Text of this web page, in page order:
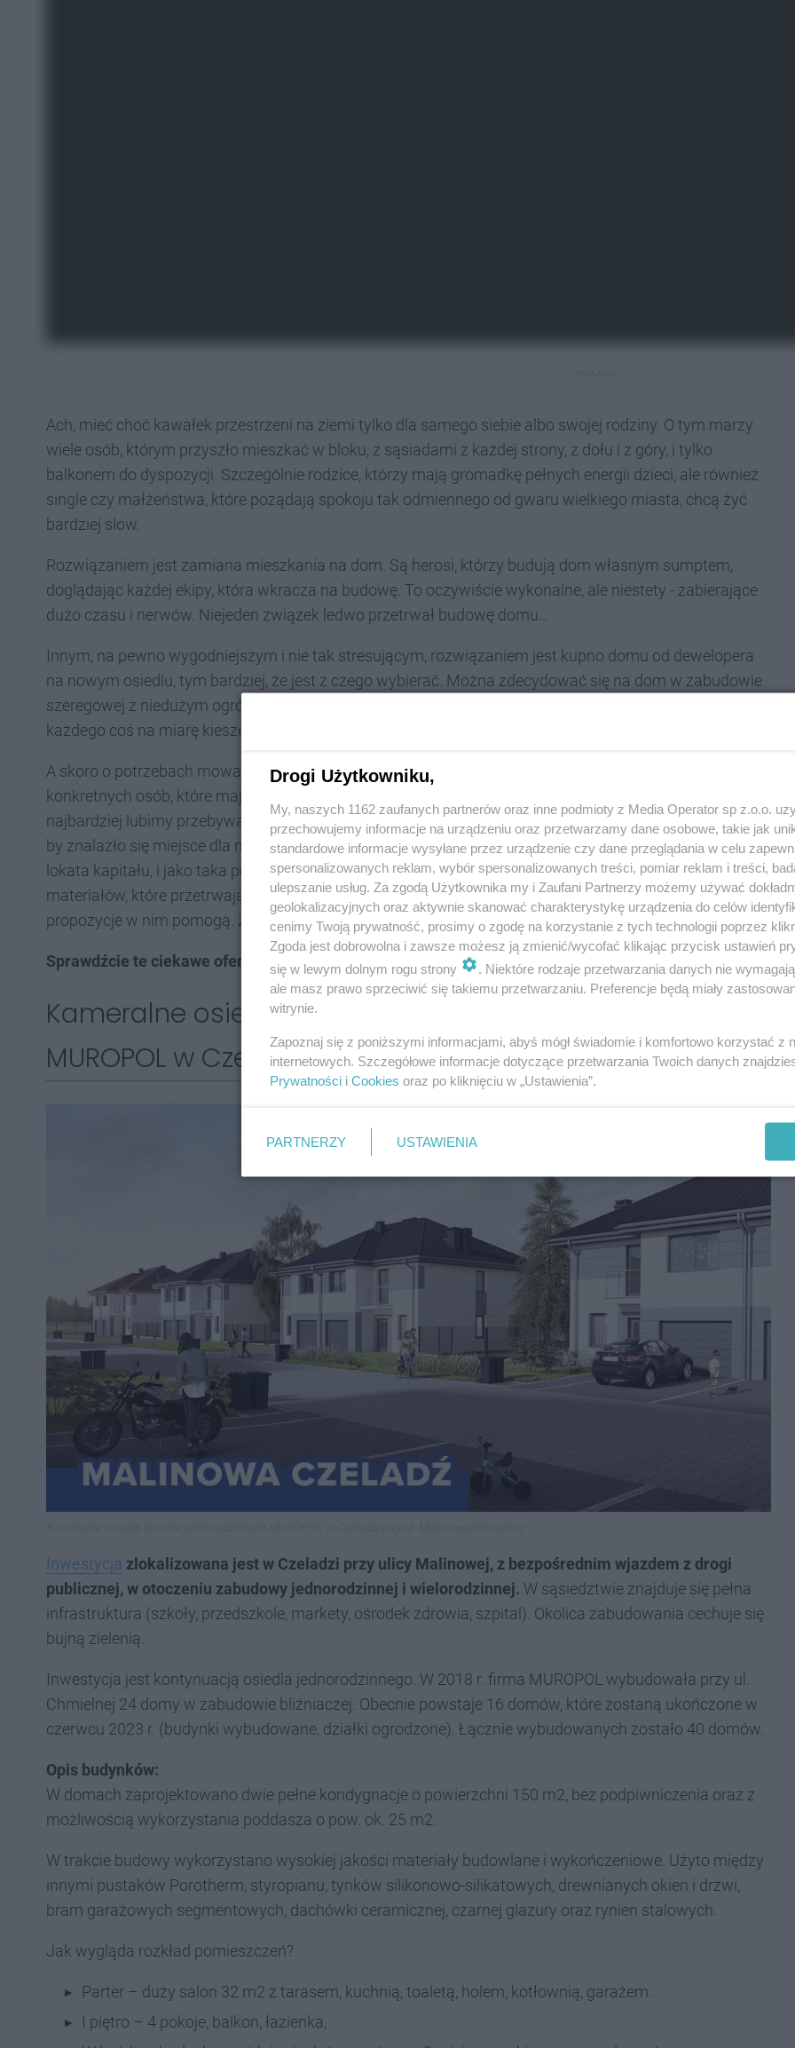
Ach, mieć choć kawałek przestrzeni na ziemi tylko dla samego siebie albo swojej rodziny. O tym marzy
wiele osób, którym przyszło mieszkać w bloku, z sąsiadami z każdej strony, z dołu i z góry, i tylko
balkonem do dyspozycji. Szczególnie rodzice, którzy mają gromadkę pełnych energii dzieci, ale również
single czy małżeństwa, które pożądają spokoju tak odmiennego od gwaru wielkiego miasta, chcą żyć
bardziej slow.
Rozwiązaniem jest zamiana mieszkania na dom. Są herosi, którzy budują dom własnym sumptem,
doglądając każdej ekipy, która wkracza na budowę. To oczywiście wykonalne, ale niestety - zabierające
dużo czasu i nerwów. Niejeden związek ledwo przetrwał budowę domu...
Innym, na pewno wygodniejszym i nie tak stresującym, rozwiązaniem jest kupno domu od dewelopera
na nowym osiedlu, tym bardziej, że jest z czego wybierać. Można zdecydować się na dom w zabudowie
szeregowej z niedużym ogródkiem albo wolnostojący lub nawet willę z działką 3000-metrową. Dla
każdego coś na miarę kieszeni i potrzeb.
A skoro o potrzebach mowa, to oczywiście dom przede wszystkim musi być dopasowany do
konkretnych osób, które mają w nim zamieszkać. Nie ma co inwestować w wielkie powierzchnie, jeśli
najbardziej lubimy przebywać razem. Gdy z kolei każdy ma swoje pasje, warto kupić dom ciut większy,
by znalazło się miejsce dla majsterkowicza czy fanki jogi. Jednak dom, jak każda nieruchomość, to też
lokata kapitału, i jako taka powinna znajdować się w dobrej lokalizacji, być wykonana z jakościowych
materiałów, które przetrwają w dobrej kondycji wiele lat. Trudny wybór, mamy nadzieję, że nasze
propozycje w nim pomogą. Zobaczcie.
Sprawdźcie te ciekawe oferty domów na nowych osiedlach na Śląsku i w Zagłębiu:
Kameralne osiedle domów jednorodzinnych
MUROPOL w Czeladzi przy ul. Malinowej/Chmielnej
Inwestycja zlokalizowana jest w Czeladzi przy ulicy Malinowej, z bezpośrednim wjazdem z drogi
publicznej, w otoczeniu zabudowy jednorodzinnej i wielorodzinnej. W sąsiedztwie znajduje się pełna
infrastruktura (szkoły, przedszkole, markety, ośrodek zdrowia, szpital). Okolica zabudowania cechuje się
bujną zielenią.
Inwestycja jest kontynuacją osiedla jednorodzinnego. W 2018 r. firma MUROPOL wybudowała przy ul.
Chmielnej 24 domy w zabudowie bliźniaczej. Obecnie powstaje 16 domów, które zostaną ukończone w
czerwcu 2023 r. (budynki wybudowane, działki ogrodzone). Łącznie wybudowanych zostało 40 domów.
Opis budynków:
W domach zaprojektowano dwie pełne kondygnacje o powierzchni 150 m2, bez podpiwniczenia oraz z
możliwością wykorzystania poddasza o pow. ok. 25 m2.
W trakcie budowy wykorzystano wysokiej jakości materiały budowlane i wykończeniowe. Użyto między
innymi pustaków Porotherm, styropianu, tynków silikonowo-silikatowych, drewnianych okien i drzwi,
bram garażowych segmentowych, dachówki ceramicznej, czarnej glazury oraz rynien stalowych.
Jak wygląda rozkład pomieszczeń?
Parter – duży salon 32 m2 z tarasem, kuchnią, toaletą, holem, kotłownią, garażem.
I piętro – 4 pokoje, balkon, łazienka,
Drogi Użytkowniku,
My, naszych 1162 zaufanych partnerów oraz inne podmioty z Media Operator sp z.o.o.
przechowujemy informacje na urządzeniu oraz przetwarzamy dane osobowe, takie jak
standardowe informacje wysyłane przez urządzenie czy dane przeglądania w celu
spersonalizowanych reklam, wybór spersonalizowanych treści, pomiar reklam i treści,
ulepszanie usług. Za zgodą Użytkownika my i Zaufani Partnerzy możemy używać
geolokalizacyjnych oraz aktywnie skanować charakterystykę urządzenia do celów
cenimy Twoją prywatność, prosimy o zgodę na korzystanie z tych technologii poprzez
Zgoda jest dobrowolna i zawsze możesz ją zmienić/wycofać klikając przycisk ustawień
się w lewym dolnym rogu strony
. Niektóre rodzaje przetwarzania danych nie
ale masz prawo sprzeciwić się takiemu przetwarzaniu. Preferencje będą miały
witrynie.
Zapoznaj się z poniższymi informacjami, abyś mógł świadomie i komfortowo korzystać z
internetowych. Szczegółowe informacje dotyczące przetwarzania Twoich danych
Prywatności i Cookies oraz po kliknięciu w „Ustawienia”.
PARTNERZY USTAWIENIA